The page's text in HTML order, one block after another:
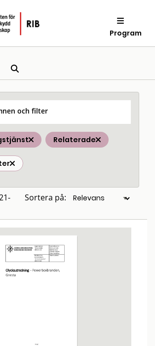
Program
och filter
Relaterade
Sortera på: